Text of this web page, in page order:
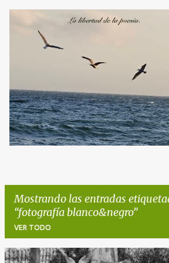
Ir al contenido
Mostrando las entradas
fotografía blanco&negro
VER TODO